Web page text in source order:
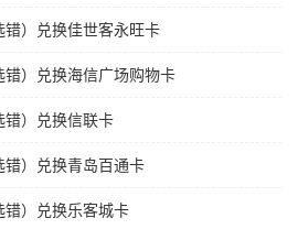
）兑换佳世客永旺卡
）兑换海信广场购物卡
错）兑换信联卡
错）兑换青岛百通卡
错）兑换乐客城卡